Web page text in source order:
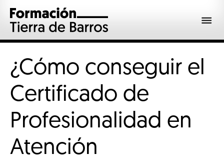
¿Cómo conseguir el
Certificado de
Profesionalidad en
Atención